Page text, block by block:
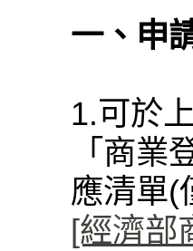
一、申
1.可於
「商
應清單(
[經濟部